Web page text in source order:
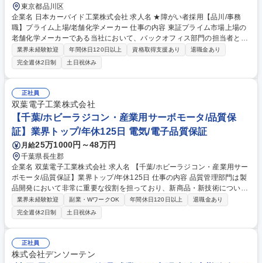
東京都品川区
企業名 日本カーバイド工業株式会社 求人名 ★障がい者採用【品川/事務
職】プライム上場/老舗化学メーカー 仕事の内容 東証プライム市場上場の
老舗化学メーカーである当社において、バックオフィス部門の担当者とし
て、事務業務に携わりながら、運用の改善や仕組みづくりなどをご担当い
ただきます。 【業務例】■データ活用・分析：人事・顧客データの整合性
チェック・修正、レポート作成・分析■契約・文書管理：契約書・応募書
類の管理、更新管理、情報管理ルールの整備■運営：説明会・研修の会場
手配、進行管理、関係先との調整■広報：HP・求人サイト更新、社内外資
料の作成・校閲■業務改善：マニュアル整備、業務フロー見直し、可視化
推進 ■その他付随業務全般 募集職種 ★障がい者採用【品川/事務職】プラ
イム上場/老舗化学メーカー
業界未経験歓迎 年間休日120日以上 資格取得支援あり
退職金あり
完全週休2日制
土日祝休み
正社員
双葉電子工業株式会社
【千葉/ホビーラジコン・産業用サーボモータ/品質保
証】業界トップ/年休125日 電気/電子品質保証
月給25万1000円～48万円
千葉県長生郡
企業名 双葉電子工業株式会社 求人名 【千葉/ホビーラジコン・産業用サー
ボモータ/品質保証】業界トップ/年休125日 仕事の内容 品質管理部門は製
品開発において非常に重要な役割を担っており、新商品・新技術について
も高い品質を維持・管理し、かつ部門の一層の強化が不可欠のため、新た
なメンバーを募集します。 【業務内容】・ホビーラジコン、および産業向
けサーボモーターの製品、品質保証業務。・部品、製品の認定作業、不具
合解析、レポート作成 ・製造現場、開発部門との折衝・コミュニケーショ
ン能力 【役割】当面は、品質保証部門のスタッフとして、あらゆる製品/
部品の認定、検査、などの作業に従事し、製品知識の習得のうえ、海外生
業界未経験歓迎 副業・WワークOK 年間休日120日以上
退職金あり
完全週休2日制
土日祝休み
正社員
株式会社デンソーテン